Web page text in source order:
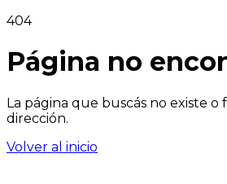
404
Página no
La página que buscás no existe o
dirección.
Volver al inicio